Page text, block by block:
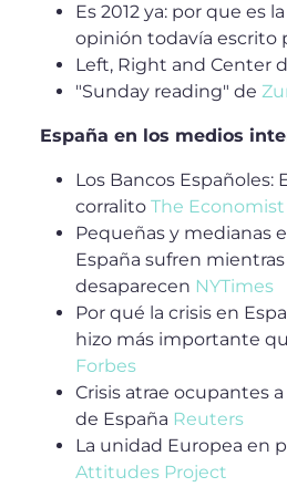
Es 2012 ya: por que es
opinión todavía escrito
Left, Right and Center
"Sunday reading" de
España en los medios
Los Bancos Españoles:
corralito The Economist
Pequeñas y medianas
España sufren
desaparecen NYTimes
Por qué la crisis en
hizo más importante
Forbes
Crisis atrae ocupantes
de España Reuters
La unidad Europea en
Attitudes Project